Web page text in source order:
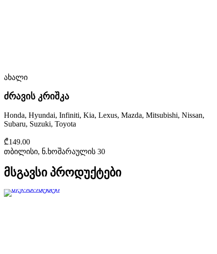
ახალი
ძრავის კრიშკა
Honda, Hyundai, Infiniti, Kia, Lexus, Mazda, Mitsubishi, Nissan,
Subaru, Suzuki, Toyota
₾149.00
თბილისი, ნ.ხოშარაულის 30
მსგავსი პროდუქტები